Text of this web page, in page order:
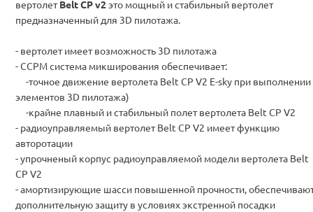
вертолетBelt CP v2это мощный и стабильный вертолет
предназначенный для 3D пилотажа.
- вертолет имеет возможность 3D пилотажа
- CCPM система микширования обеспечивает:
-точное движение вертолета Belt CP V2 E-sky при выполнении
элементов 3D пилотажа)
-крайне плавный и стабильный полет вертолета Belt CP V2
- радиоуправляемый вертолет Belt CP V2 имеет функцию
авторотации
- упрочненый корпус радиоуправляемой модели вертолета Belt
CP V2
- амортизирующие шасси повышенной прочности,
дополнительную защиту в условиях экстренной посадки